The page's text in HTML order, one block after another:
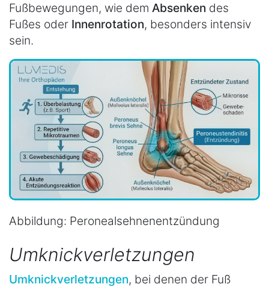
Fußbewegungen, wie dem Absenken des
Fußes oder Innenrotation, besonders intensiv
sein.
Abbildung: Peronealsehnenentzündung
Umknickverletzungen
Umknickverletzungen, bei denen der Fuß